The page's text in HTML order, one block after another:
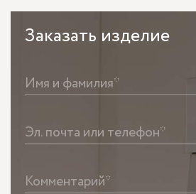
Заказать изделие
Имя и фамилия*
Эл. почта или телефон*
Комментарий*